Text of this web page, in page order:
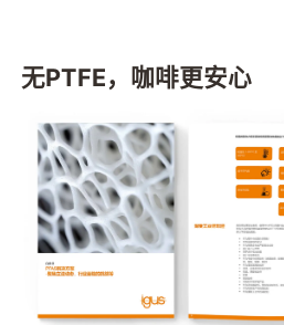
无PTFE，咖啡更安心